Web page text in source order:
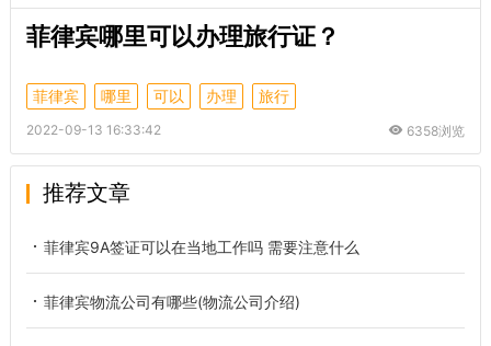
菲律宾哪里可以办理旅行证？
菲律宾 哪里 可以 办理 旅行
2022-09-13 16:33:42 6358浏览
推荐文章
菲律宾9A签证可以在当地工作吗 需要注意什么
菲律宾物流公司有哪些(物流公司介绍)